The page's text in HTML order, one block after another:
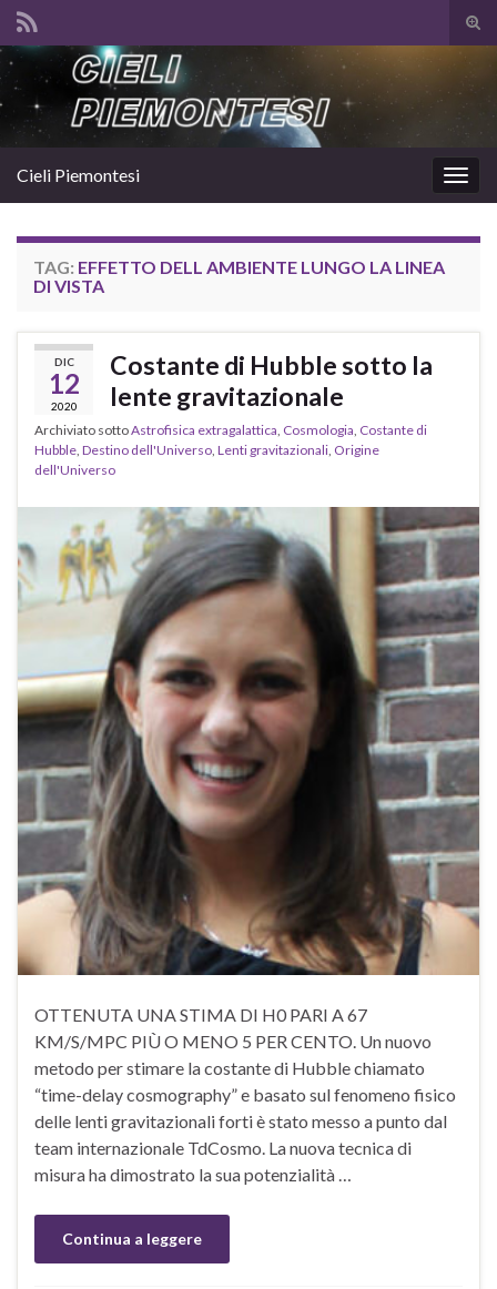
il
Search for:
la
Cieli Piemontesi
TAG: EFFETTO DELL AMBIENTE LUNGO LA LINEA
DI VISTA
DIC
12
2020
Costante di Hubble sotto la
lente gravitazionale
Archiviato sottoAstrofisica extragalattica, Cosmologia, Costante di
Hubble, Destino dell'Universo, Lenti gravitazionali, Origine
dell'Universo
OTTENUTA UNA STIMA DI H0 PARI A 67
KM/S/MPC PIÙ O MENO 5 PER CENTO. Un nuovo
metodo per stimare la costante di Hubble chiamato
“time-delay cosmography” e basato sul fenomeno fisico
delle lenti gravitazionali forti è stato messo a punto dal
team internazionale TdCosmo. La nuova tecnica di
misura ha dimostrato la sua potenzialità …
Continua a leggere